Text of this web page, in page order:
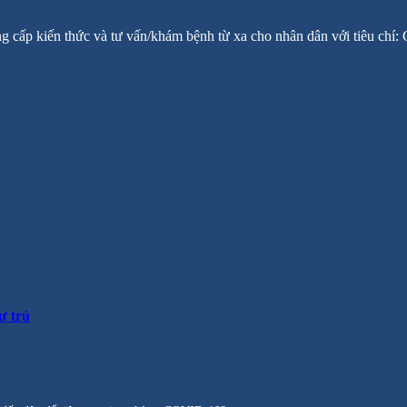
cấp kiến thức và tư vấn/khám bệnh từ xa cho nhân dân với tiêu
trú